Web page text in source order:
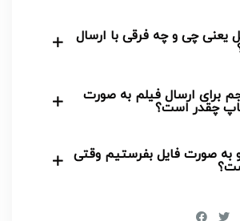
یعنی چی و چه فرقی با ارسال
برای ارسال فیلم به صورت
چقدر است؟
به صورت فایل بفرستیم وقتی